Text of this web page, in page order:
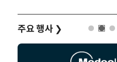
주요 행사 ❯